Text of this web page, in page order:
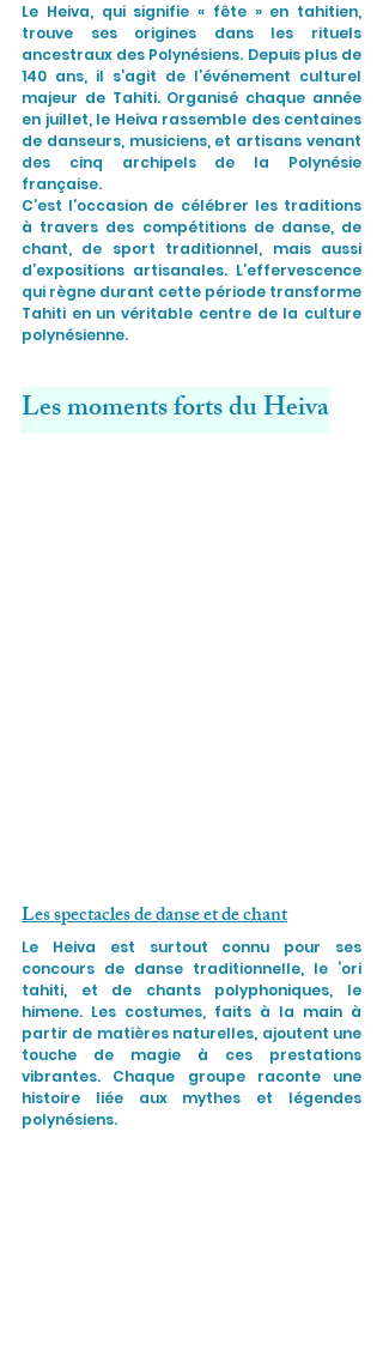
Le Heiva, qui signifie « fête » en tahitien,
trouve ses origines dans les rituels
ancestraux des Polynésiens. Depuis plus de
140 ans, il s’agit de l’événement culturel
majeur de Tahiti. Organisé chaque année
en juillet, le Heiva rassemble des centaines
de danseurs, musiciens, et artisans venant
des cinq archipels de la Polynésie
française.
C’est l’occasion de célébrer les traditions
à travers des compétitions de danse, de
chant, de sport traditionnel, mais aussi
d’expositions artisanales. L’effervescence
qui règne durant cette période transforme
Tahiti en un véritable centre de la culture
polynésienne.
Les moments forts du Heiva
Les spectacles de danse et de chant
Le Heiva est surtout connu pour ses
concours de danse traditionnelle, le ‘ori
tahiti, et de chants polyphoniques, le
himene. Les costumes, faits à la main à
partir de matières naturelles, ajoutent une
touche de magie à ces prestations
vibrantes. Chaque groupe raconte une
histoire liée aux mythes et légendes
polynésiens.